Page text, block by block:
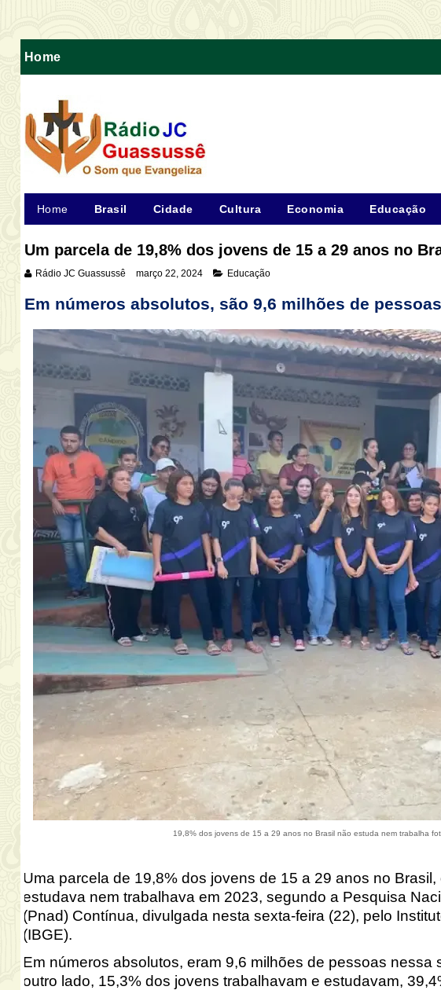
Home
Home Brasil Cidade Cultura Economia Educação
Um parcela de 19,8% dos jovens de 15 a 29 anos no
Rádio JC Guassussê março 22, 2024 Educação
Em números absolutos, são 9,6 milhões de
19,8% dos jovens de 15 a 29 anos no Brasil não estuda nem trabalha
Uma parcela de 19,8% dos jovens de 15 a 29 anos no
estudava nem trabalhava em 2023, segundo a Pesquisa
(Pnad) Contínua, divulgada nesta sexta-feira (22), pelo
(IBGE).
Em números absolutos, eram 9,6 milhões de pessoas
outro lado, 15,3% dos jovens trabalhavam e estudavam,